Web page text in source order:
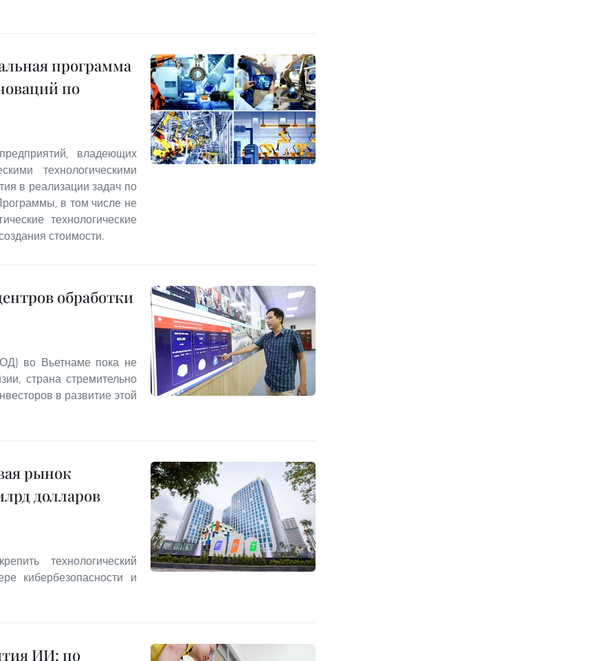
программа
по
владеющих
технологическими
в реализации задач по
в том числе не
технологические
стоимости.
обработки
во Вьетнаме пока не
страна стремительно
в развитие этой
рынок
долларов
технологический
кибербезопасности и
ИИ: по